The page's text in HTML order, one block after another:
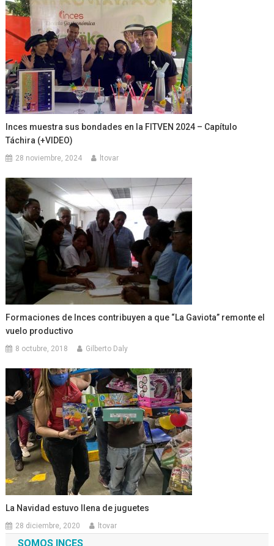
Inces muestra sus bondades en la FITVEN 2024 – Capítulo
Táchira (+VIDEO)
28 noviembre, 2024 ltovar
Formaciones de Inces contribuyen a que “La Gaviota” remonte el
vuelo productivo
8 octubre, 2018 Gilberto Daly
La Navidad estuvo llena de juguetes
28 diciembre, 2020 ltovar
SOMOS INCES